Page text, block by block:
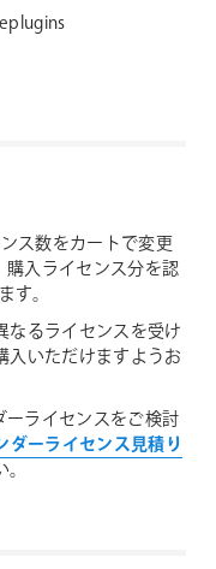
ス数をカートで変更
購入ライセンス分を認
す。
なるライセンスを受け
入いただけますようお
ライセンスをご検討
ダーライセンス見積り